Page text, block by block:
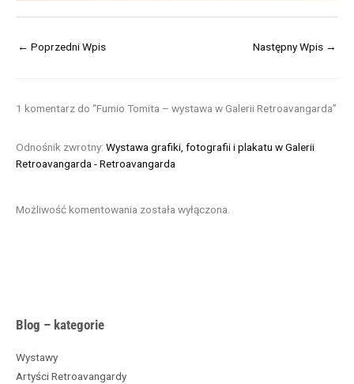
Blog – kategorie
Wystawy
Artyści Retroavangardy
A
c
h
← Poprzedni Wpis Następny Wpis →
1 komentarz do “Fumio Tomita – wystawa w Galerii Retroavangarda”
Odnośnik zwrotny: Wystawa grafiki, fotografii i plakatu w Galerii
Retroavangarda - Retroavangarda
Możliwość komentowania została wyłączona.